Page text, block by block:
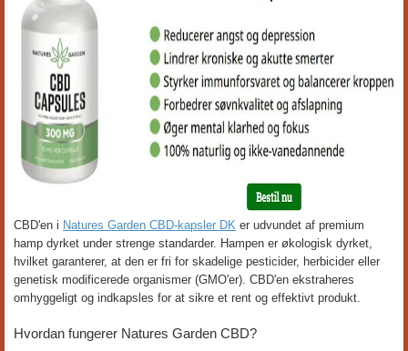
CBD'en i Natures Garden CBD-kapsler DK er udvundet af premium
hamp dyrket under strenge standarder. Hampen er økologisk dyrket,
hvilket garanterer, at den er fri for skadelige pesticider, herbicider eller
genetisk modificerede organismer (GMO'er). CBD'en ekstraheres
omhyggeligt og indkapsles for at sikre et rent og effektivt produkt.
Hvordan fungerer Natures Garden CBD?